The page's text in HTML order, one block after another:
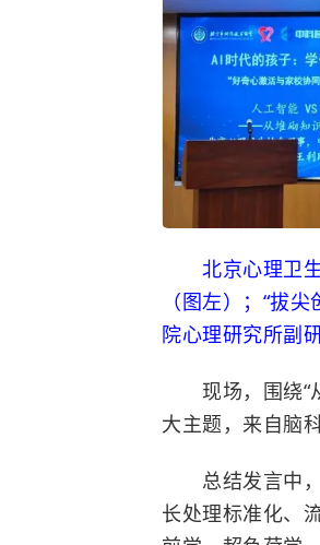
北京心理卫生
（图左）；“拔
院心理研究所副
现场，围绕“
大主题，来自脑
总结发言中，
长处理标准化、